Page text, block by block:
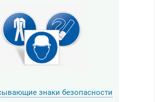
знаки безопасности